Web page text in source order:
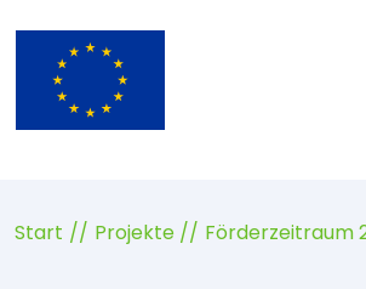
Start Projekte Förderzeitraum